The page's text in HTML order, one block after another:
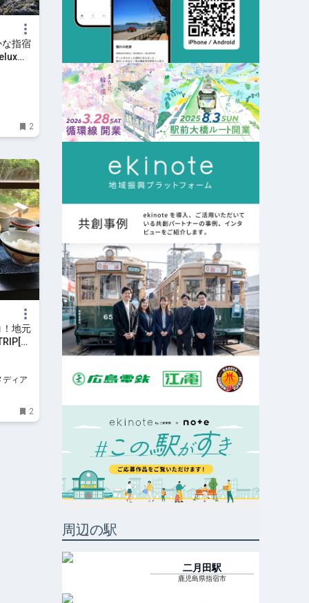
指宿
2
地元
リ
ディア
2
周辺の駅
二月田駅
鹿児島県指宿市